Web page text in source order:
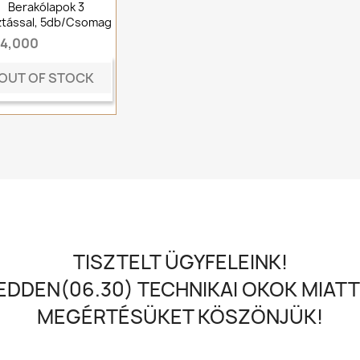
Berakólapok 3
5db/csomag
OF STOCK
TISZTELT ÜGYFELEINK!
TECHNIKAI OKOK
MEGÉRTÉSÜKET KÖSZÖNJÜK!